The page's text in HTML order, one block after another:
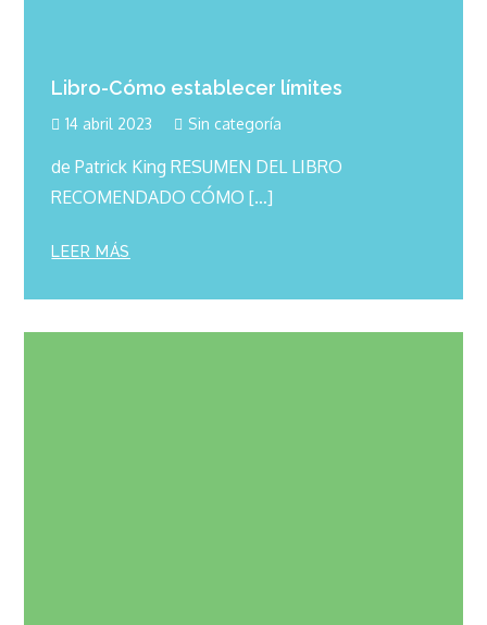
Libro-Cómo establecer límites
14 abril 2023 Sin categoría
de Patrick King RESUMEN DEL LIBRO
RECOMENDADO CÓMO […]
LEER MÁS